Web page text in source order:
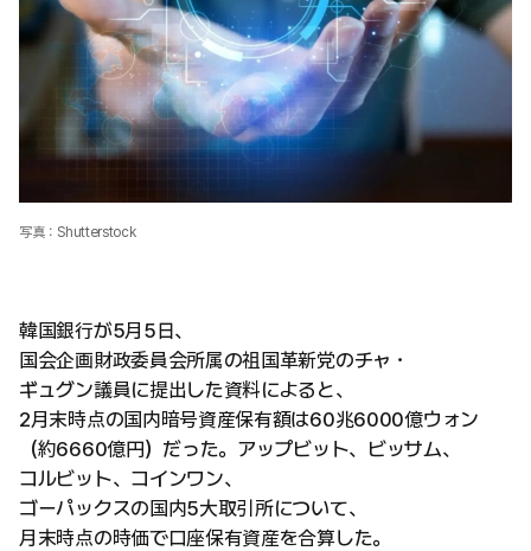
写真：Shutterstock
韓国銀行が5月5日、
国会企画財政委員会所属の祖国革新党のチャ・
ギュグン議員に提出した資料によると、
2月末時点の国内暗号資産保有額は60兆6000億ウォン
（約6660億円）だった。アップビット、ビッサム、
コルビット、コインワン、
ゴーパックスの国内5大取引所について、
月末時点の時価で口座保有資産を合算した。